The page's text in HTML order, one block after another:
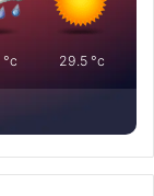
°c 29.5 °c